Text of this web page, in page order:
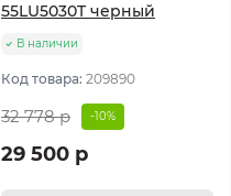
55LU5030T черный
В наличии
Код товара: 209890
32 778 р -10%
29 500 р